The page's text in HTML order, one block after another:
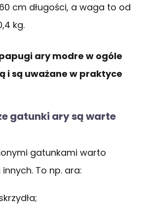
cm długości, a waga to od
kg.
ary modre w ogóle
i są uważane w praktyce
gatunki ary są warte
gatunkami warto
To np. ara: